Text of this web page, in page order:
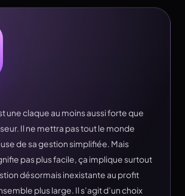
une claque au moins aussi forte que
Il ne mettra pas tout le monde
de sa gestion simplifiée. Mais
pas plus facile, ça implique surtout
désormais inexistante au profit
plus large. Il s’agit d’un choix